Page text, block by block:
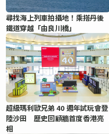
尋找海上列車拍攝地！乘搭丹後
鐵道穿越「由良川橋」
超級瑪利歐兄弟 40 週年試玩會登
陸沙田 歷史回顧牆首度香港亮
相